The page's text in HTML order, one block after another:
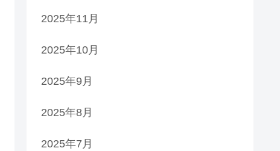
2025年11月
2025年10月
2025年9月
2025年8月
2025年7月